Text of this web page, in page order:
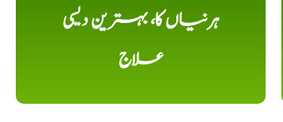
ہرنیاں کا، بہترین دیسی
علاج